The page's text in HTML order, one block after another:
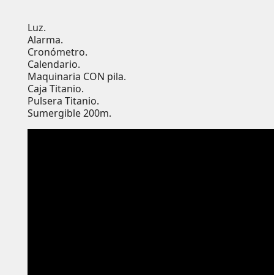
Luz.
Alarma.
Cronómetro.
Calendario.
Maquinaria CON pila.
Caja Titanio.
Pulsera Titanio.
Sumergible 200m.